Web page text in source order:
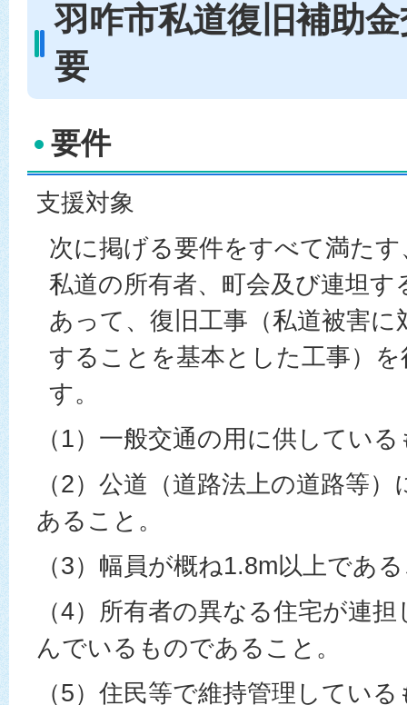
羽咋市私道復旧補助
要
要件
支援対象
次に掲げる要件をすべて満た
私道の所有者、町会及び連坦す
あって、復旧工事（私道被害に
することを基本とした工事）
す。
（1）一般交通の用に供してい
（2）公道（道路法上の道路等
あること。
（3）幅員が概ね1.8m以上であ
（4）所有者の異なる住宅が連
んでいるものであること。
（5）住民等で維持管理してい